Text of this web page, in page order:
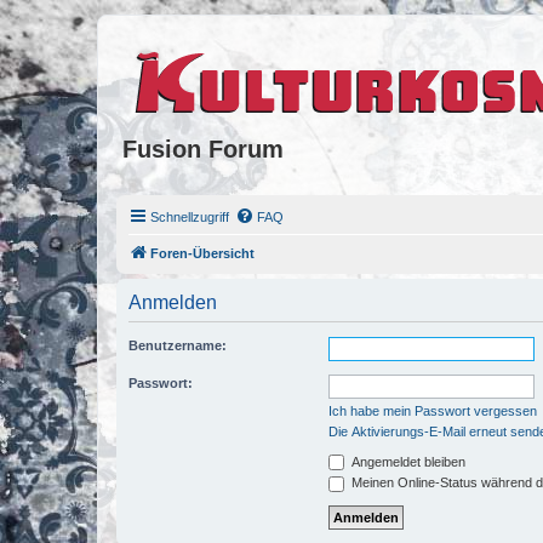
Fusion Forum
Schnellzugriff FAQ
Foren-Übersicht
Anmelden
Benutzername:
Passwort:
Ich habe mein Passwort vergessen
Die Aktivierungs-E-Mail erneut
Angemeldet bleiben
Meinen Online-Status während